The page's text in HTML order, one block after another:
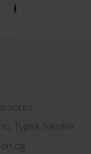
vores
Typisk handler
og